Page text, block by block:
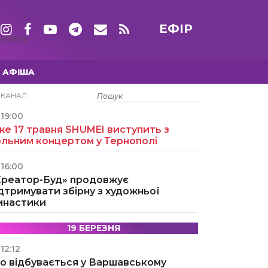
ЕФІР
АФІША
15 ТРАВНЯ
19:00
17 травня SHUMEI виступить з
концертом у Тернополі
16:00
Буд» продовжує
збірну з художньої
19 БЕРЕЗНЯ
12:12
відбувається у Варшавському